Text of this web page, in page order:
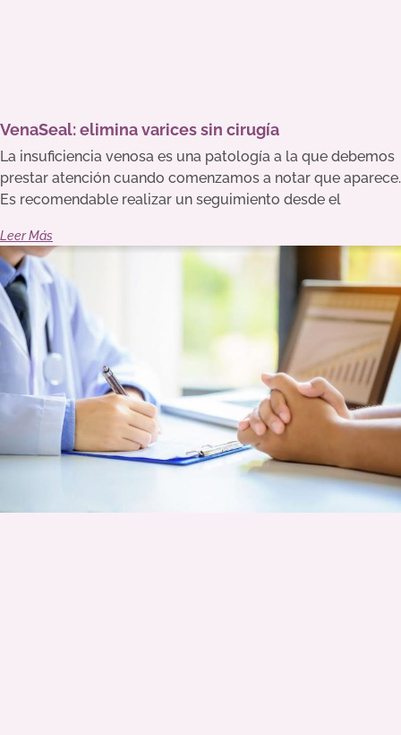
VenaSeal: elimina varices sin cirugía
La insuficiencia venosa es una patología a la que debemos
prestar atención cuando comenzamos a notar que aparece.
Es recomendable realizar un seguimiento desde el
Leer Más